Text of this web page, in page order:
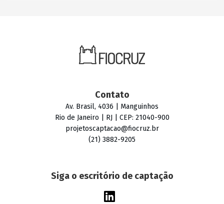
Contato
Av. Brasil, 4036 | Manguinhos
Rio de Janeiro | RJ | CEP: 21040-900
projetoscaptacao@fiocruz.br
(21) 3882-9205
Siga o escritório de captação